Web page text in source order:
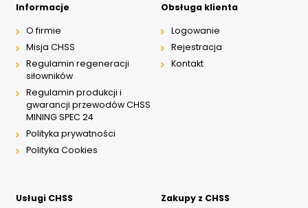
Informacje
O firmie
Misja CHSS
Regulamin regeneracji
siłowników
Regulamin produkcji i
gwarancji przewodów CHSS
MINING SPEC 24
Polityka prywatności
Polityka Cookies
Obsługa klienta
Logowanie
Rejestracja
Kontakt
Usługi CHSS
Zakupy z CHSS